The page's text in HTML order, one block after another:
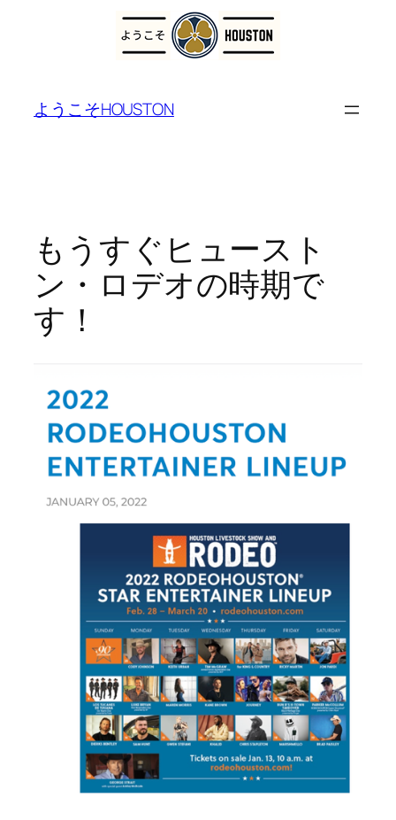
ようこそHOUSTON
もうすぐヒュースト
ン・ロデオの時期で
す！